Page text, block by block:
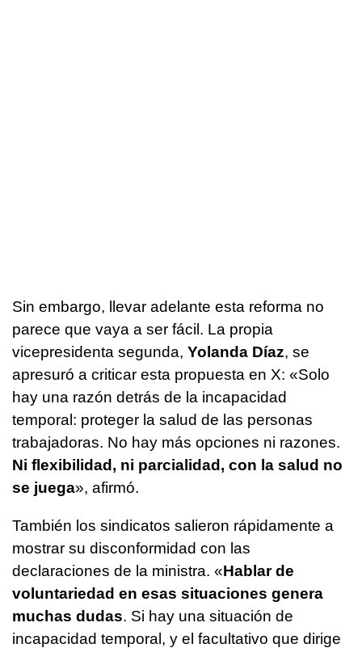
Sin embargo, llevar adelante esta reforma no
parece que vaya a ser fácil. La propia
vicepresidenta segunda, Yolanda Díaz, se
apresuró a criticar esta propuesta en X: «Solo
hay una razón detrás de la incapacidad
temporal: proteger la salud de las personas
trabajadoras. No hay más opciones ni razones.
Ni flexibilidad, ni parcialidad, con la salud no
se juega», afirmó.
También los sindicatos salieron rápidamente a
mostrar su disconformidad con las
declaraciones de la ministra. «Hablar de
voluntariedad en esas situaciones genera
muchas dudas. Si hay una situación de
incapacidad temporal, y el facultativo que dirige